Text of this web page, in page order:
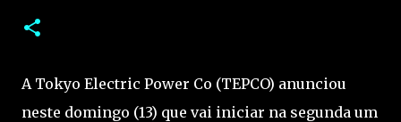
A Tokyo Electric Power Co (TEPCO) anunciou
neste domingo (13) que vai iniciar na segunda um